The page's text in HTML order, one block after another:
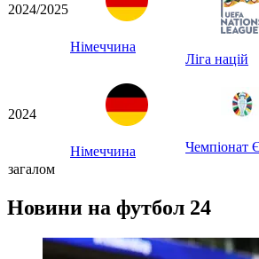
2024/2025
Німеччина
Ліга націй
2024
Німеччина Чемпіонат
загалом
Новини на футбол 24